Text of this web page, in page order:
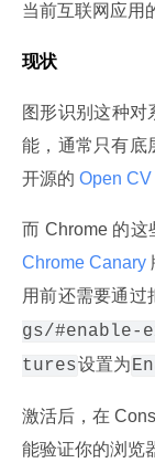
当前互联网应用
现状
图形识别这种对
能，通常只有底
开源的 Open CV
而 Chrome 的这
Chrome Canary
用前还需要通过
gs/#enable-
tures设置为
激活后，在
能验证你的浏览